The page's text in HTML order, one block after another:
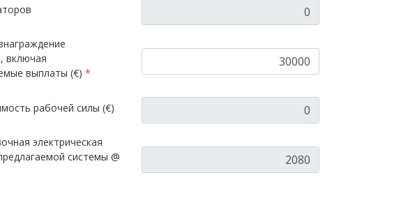
включая
выплаты (€) *
рабочей силы (€)
электрическая
системы @